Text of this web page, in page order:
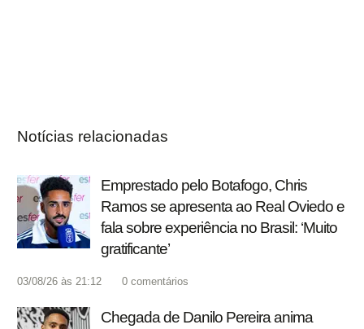
Notícias relacionadas
Emprestado pelo Botafogo, Chris
Ramos se apresenta ao Real Oviedo e
fala sobre experiência no Brasil: ‘Muito
gratificante’
03/08/26 às 21:12 0 comentários
Chegada de Danilo Pereira anima